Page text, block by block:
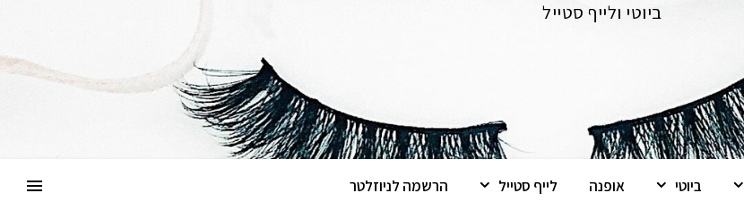
ביוטי ולייף סטייל
ביוטי אופנה לייף סטייל הרשמה לניוזלטר